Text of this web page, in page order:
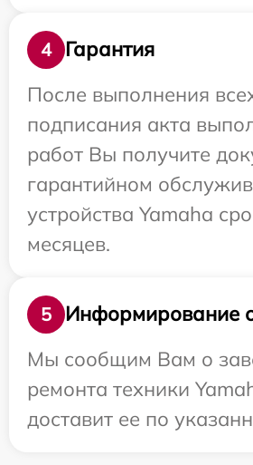
4
Гарантия
После выполнения
подписания акта
работ Вы получите
гарантийном
устройства Yamaha
месяцев.
5
Информирование
Мы сообщим Вам о
ремонта техники
доставит ее по